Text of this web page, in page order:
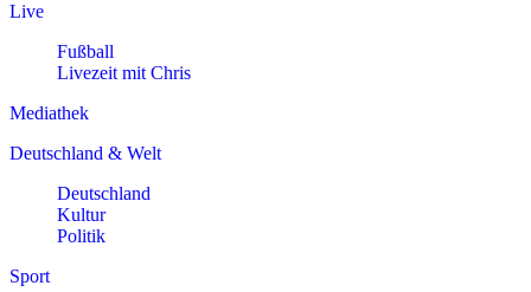
Live
Fußball
Livezeit mit Chris
Mediathek
Deutschland & Welt
Deutschland
Kultur
Politik
Sport